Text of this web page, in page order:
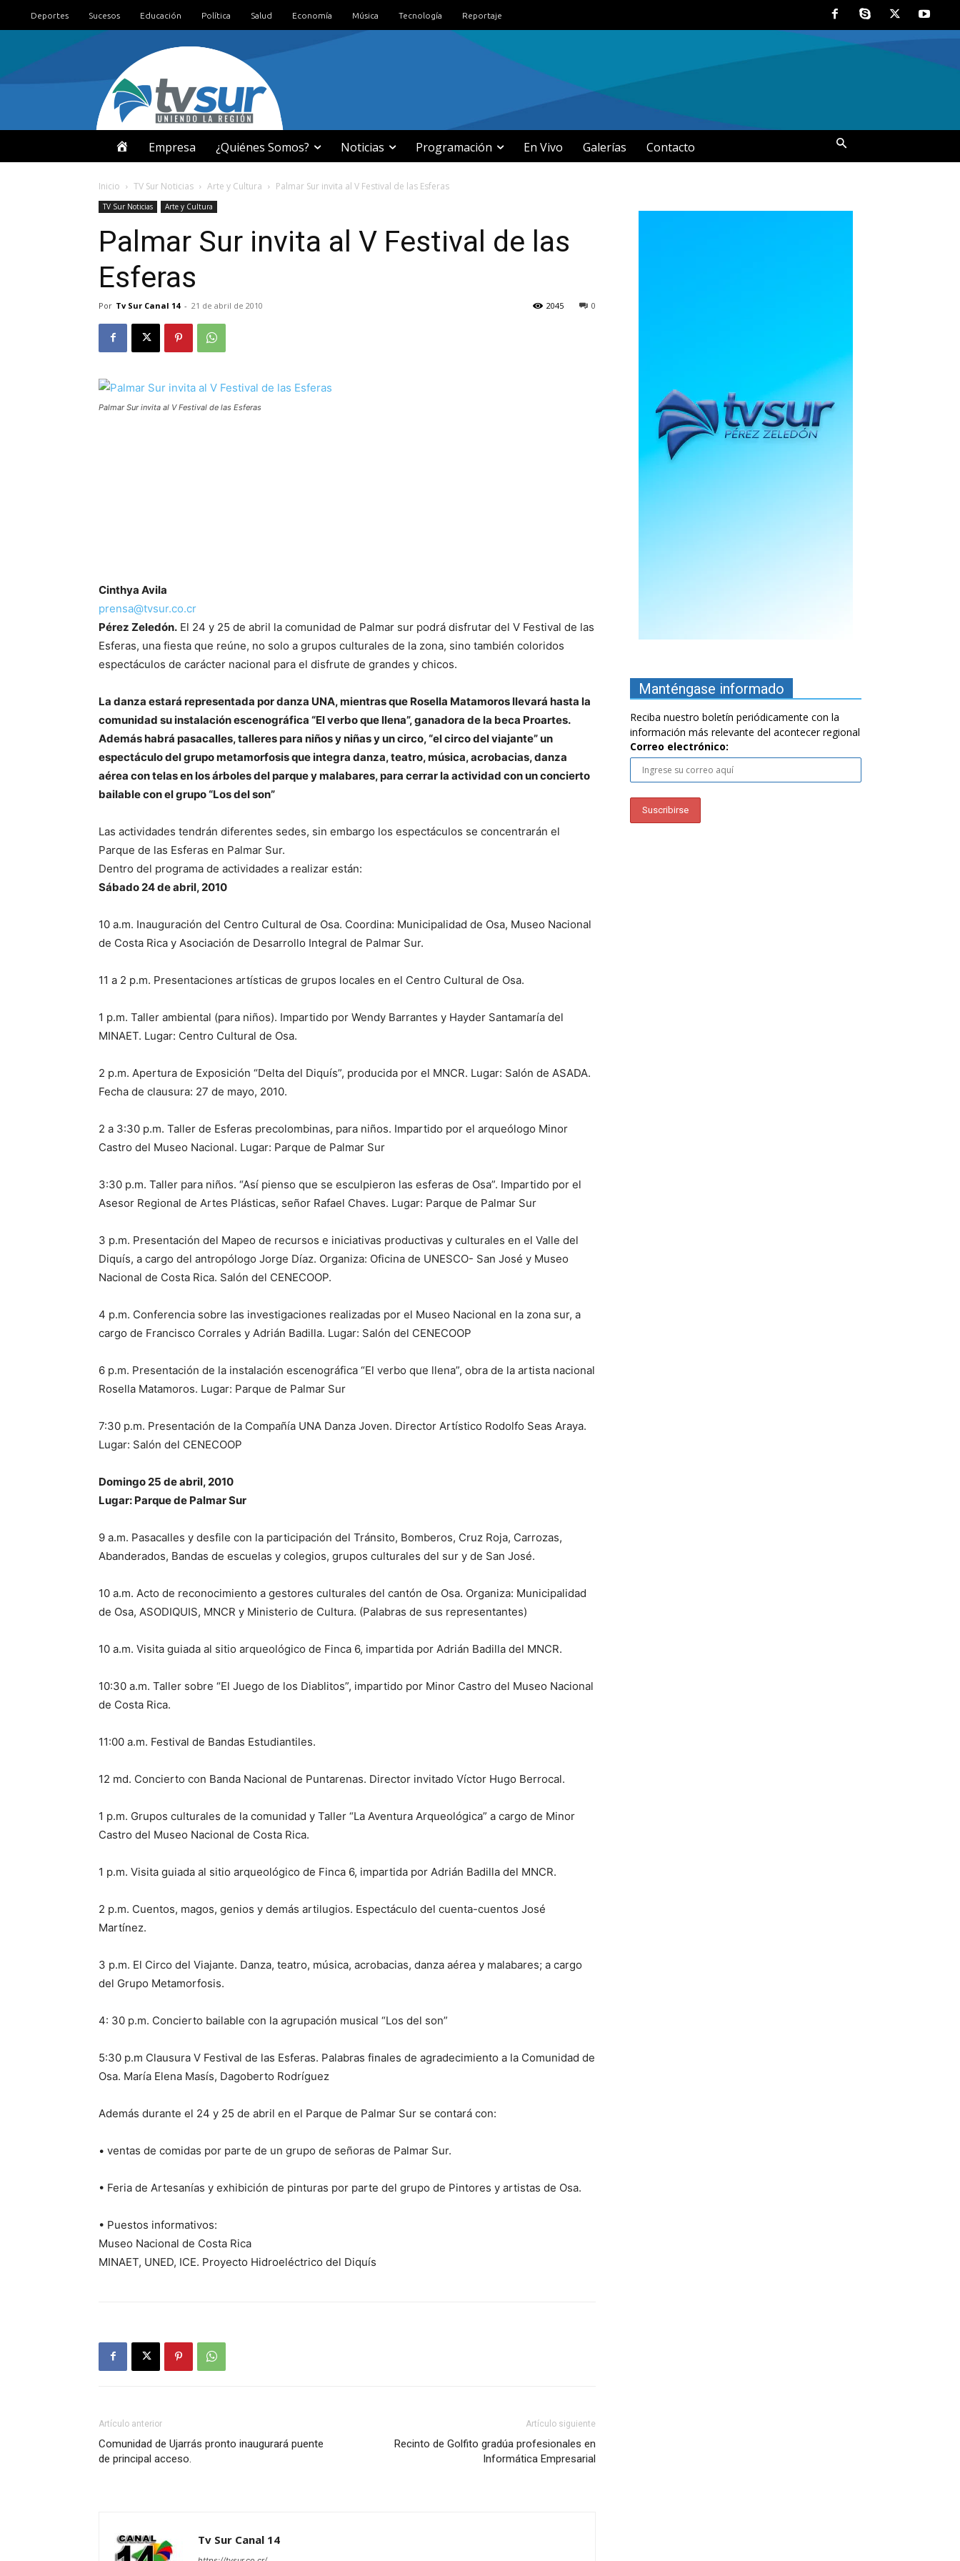
Deportes Sucesos Educación Política Salud Economía Música Tecnología Reportaje
N
I
C
I
Empresa ¿Quiénes Somos? Noticias Programación En Vivo Galerías Contacto
Inicio TV Sur Noticias Arte y Cultura Palmar Sur invita al V Festival de las Esferas
TV Sur Noticias Arte y Cultura
Palmar Sur invita al V Festival de las
Esferas
Por Tv Sur Canal 14 - 21 de abril de 2010 0
2045
Palmar Sur invita al V Festival de las Esferas
Cinthya Avila
prensa@tvsur.co.cr
Pérez Zeledón. El 24 y 25 de abril la comunidad de Palmar sur podrá disfrutar del V Festival de las
Esferas, una fiesta que reúne, no solo a grupos culturales de la zona, sino también coloridos
espectáculos de carácter nacional para el disfrute de grandes y chicos.
La danza estará representada por danza UNA, mientras que Rosella Matamoros llevará hasta la
comunidad su instalación escenográfica “El verbo que llena”, ganadora de la beca Proartes.
Además habrá pasacalles, talleres para niños y niñas y un circo, “el circo del viajante” un
espectáculo del grupo metamorfosis que integra danza, teatro, música, acrobacias, danza
aérea con telas en los árboles del parque y malabares, para cerrar la actividad con un concierto
bailable con el grupo “Los del son”
Las actividades tendrán diferentes sedes, sin embargo los espectáculos se concentrarán el
Parque de las Esferas en Palmar Sur.
Dentro del programa de actividades a realizar están:
Sábado 24 de abril, 2010
10 a.m. Inauguración del Centro Cultural de Osa. Coordina: Municipalidad de Osa, Museo Nacional
de Costa Rica y Asociación de Desarrollo Integral de Palmar Sur.
11 a 2 p.m. Presentaciones artísticas de grupos locales en el Centro Cultural de Osa.
1 p.m. Taller ambiental (para niños). Impartido por Wendy Barrantes y Hayder Santamaría del
MINAET. Lugar: Centro Cultural de Osa.
2 p.m. Apertura de Exposición “Delta del Diquís”, producida por el MNCR. Lugar: Salón de ASADA.
Fecha de clausura: 27 de mayo, 2010.
2 a 3:30 p.m. Taller de Esferas precolombinas, para niños. Impartido por el arqueólogo Minor
Castro del Museo Nacional. Lugar: Parque de Palmar Sur
3:30 p.m. Taller para niños. “Así pienso que se esculpieron las esferas de Osa”. Impartido por el
Asesor Regional de Artes Plásticas, señor Rafael Chaves. Lugar: Parque de Palmar Sur
3 p.m. Presentación del Mapeo de recursos e iniciativas productivas y culturales en el Valle del
Diquís, a cargo del antropólogo Jorge Díaz. Organiza: Oficina de UNESCO- San José y Museo
Nacional de Costa Rica. Salón del CENECOOP.
4 p.m. Conferencia sobre las investigaciones realizadas por el Museo Nacional en la zona sur, a
cargo de Francisco Corrales y Adrián Badilla. Lugar: Salón del CENECOOP
6 p.m. Presentación de la instalación escenográfica “El verbo que llena”, obra de la artista nacional
Rosella Matamoros. Lugar: Parque de Palmar Sur
7:30 p.m. Presentación de la Compañía UNA Danza Joven. Director Artístico Rodolfo Seas Araya.
Lugar: Salón del CENECOOP
Domingo 25 de abril, 2010
Lugar: Parque de Palmar Sur
9 a.m. Pasacalles y desfile con la participación del Tránsito, Bomberos, Cruz Roja, Carrozas,
Abanderados, Bandas de escuelas y colegios, grupos culturales del sur y de San José.
10 a.m. Acto de reconocimiento a gestores culturales del cantón de Osa. Organiza: Municipalidad
de Osa, ASODIQUIS, MNCR y Ministerio de Cultura. (Palabras de sus representantes)
10 a.m. Visita guiada al sitio arqueológico de Finca 6, impartida por Adrián Badilla del MNCR.
10:30 a.m. Taller sobre “El Juego de los Diablitos”, impartido por Minor Castro del Museo Nacional
de Costa Rica.
11:00 a.m. Festival de Bandas Estudiantiles.
12 md. Concierto con Banda Nacional de Puntarenas. Director invitado Víctor Hugo Berrocal.
1 p.m. Grupos culturales de la comunidad y Taller “La Aventura Arqueológica” a cargo de Minor
Castro del Museo Nacional de Costa Rica.
1 p.m. Visita guiada al sitio arqueológico de Finca 6, impartida por Adrián Badilla del MNCR.
2 p.m. Cuentos, magos, genios y demás artilugios. Espectáculo del cuenta-cuentos José
Martínez.
3 p.m. El Circo del Viajante. Danza, teatro, música, acrobacias, danza aérea y malabares; a cargo
del Grupo Metamorfosis.
4: 30 p.m. Concierto bailable con la agrupación musical “Los del son”
5:30 p.m Clausura V Festival de las Esferas. Palabras finales de agradecimiento a la Comunidad de
Osa. María Elena Masís, Dagoberto Rodríguez
Además durante el 24 y 25 de abril en el Parque de Palmar Sur se contará con:
• ventas de comidas por parte de un grupo de señoras de Palmar Sur.
• Feria de Artesanías y exhibición de pinturas por parte del grupo de Pintores y artistas de Osa.
• Puestos informativos:
Museo Nacional de Costa Rica
MINAET, UNED, ICE. Proyecto Hidroeléctrico del Diquís
Artículo anterior
Comunidad de Ujarrás pronto inaugurará puente
de principal acceso.
Artículo siguiente
Recinto de Golfito gradúa profesionales en
Informática Empresarial
Tv Sur Canal 14
Manténgase informado
Reciba nuestro boletín periódicamente con la
información más relevante del acontecer regional
Correo electrónico: